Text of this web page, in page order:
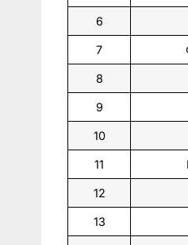
6
7
8
9
10
11
12
13